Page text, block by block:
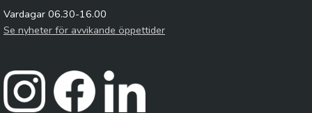
Vardagar 06.30-16.00
Se nyheter för avvikande öppettider